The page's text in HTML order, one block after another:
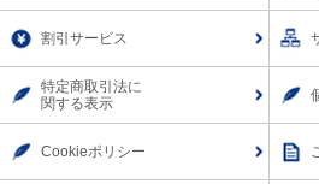
割引サービス
特定商取引法に
関する表示
Cookieポリシー